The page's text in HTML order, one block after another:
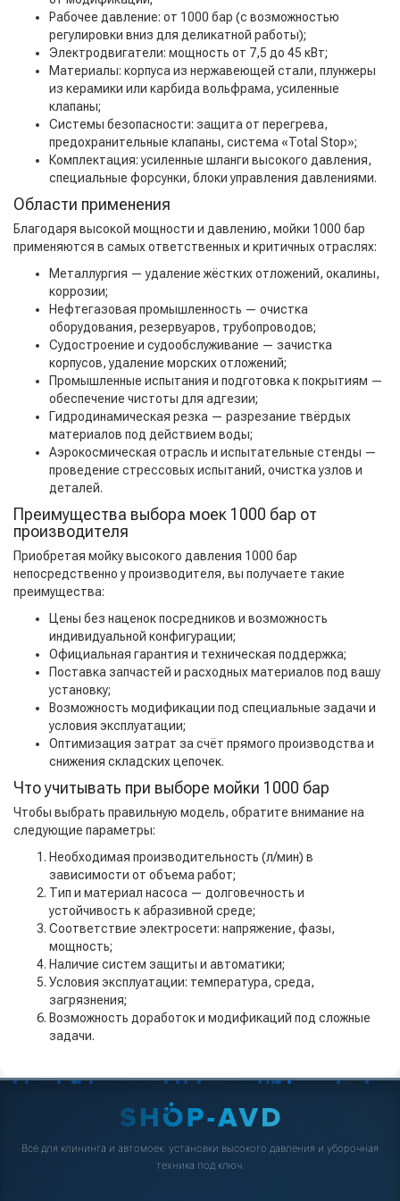
Рабочее давление: от 1000 бар (с возможностью
регулировки вниз для деликатной работы);
Электродвигатели: мощность от 7,5 до 45 кВт;
Материалы: корпуса из нержавеющей стали, плунжеры
из керамики или карбида вольфрама, усиленные
клапаны;
Системы безопасности: защита от перегрева,
предохранительные клапаны, система «Total Stop»;
Комплектация: усиленные шланги высокого давления,
специальные форсунки, блоки управления давлениями.
Области применения
Благодаря высокой мощности и давлению, мойки 1000 бар
применяются в самых ответственных и критичных отраслях:
Металлургия — удаление жёстких отложений, окалины,
коррозии;
Нефтегазовая промышленность — очистка
оборудования, резервуаров, трубопроводов;
Судостроение и судообслуживание — зачистка
корпусов, удаление морских отложений;
Промышленные испытания и подготовка к покрытиям —
обеспечение чистоты для адгезии;
Гидродинамическая резка — разрезание твёрдых
материалов под действием воды;
Аэрокосмическая отрасль и испытательные стенды —
проведение стрессовых испытаний, очистка узлов и
деталей.
Преимущества выбора моек 1000 бар от
производителя
Приобретая мойку высокого давления 1000 бар
непосредственно у производителя, вы получаете такие
преимущества:
Цены без наценок посредников и возможность
индивидуальной конфигурации;
Официальная гарантия и техническая поддержка;
Поставка запчастей и расходных материалов под вашу
установку;
Возможность модификации под специальные задачи и
условия эксплуатации;
Оптимизация затрат за счёт прямого производства и
снижения складских цепочек.
Что учитывать при выборе мойки 1000 бар
Чтобы выбрать правильную модель, обратите внимание на
следующие параметры:
Необходимая производительность (л/мин) в
зависимости от объема работ;
Тип и материал насоса — долговечность и
устойчивость к абразивной среде;
Соответствие электросети: напряжение, фазы,
мощность;
Наличие систем защиты и автоматики;
Условия эксплуатации: температура, среда,
загрязнения;
Возможность доработок и модификаций под сложные
задачи.
Всё для клининга и автомоек: установки высокого давления и уборочная
техника под ключ.